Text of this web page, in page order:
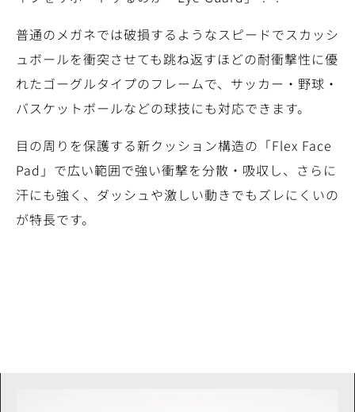
普通のメガネでは破損するようなスピードでスカッシ
ュボールを衝突させても跳ね返すほどの耐衝撃性に優
れたゴーグルタイプのフレームで、サッカー・野球・
バスケットボールなどの球技にも対応できます。
目の周りを保護する新クッション構造の「Flex Face
Pad」で広い範囲で強い衝撃を分散・吸収し、さらに
汗にも強く、ダッシュや激しい動きでもズレにくいの
が特長です。